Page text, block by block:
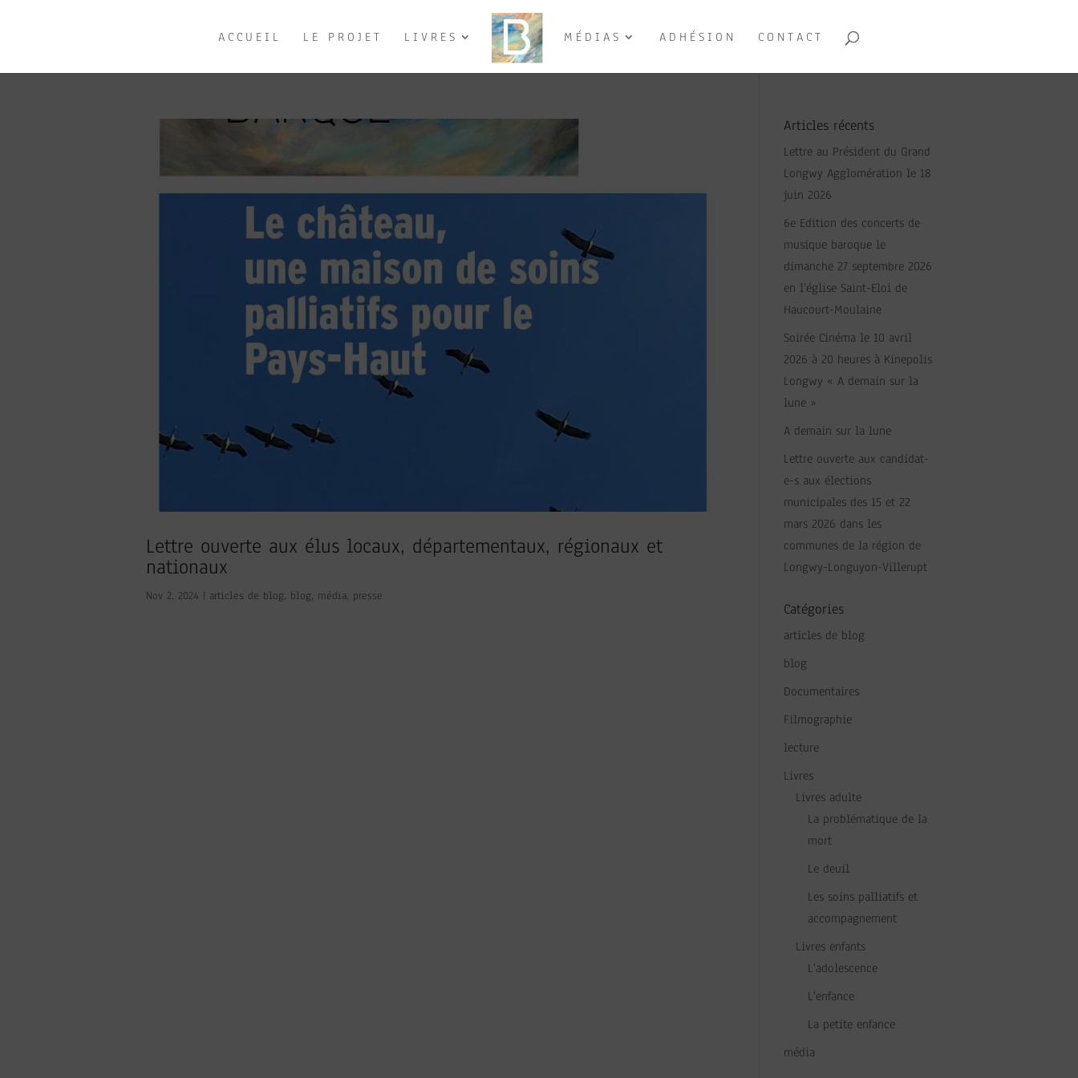
ACCUEIL LE PROJET LIVRES MÉDIAS ADHÉSION CONTACT
Lettre ouverte aux élus locaux, départementaux, régionaux et
nationaux
Nov 2, 2024 | articles de blog, blog, média, presse
Articles récents
Lettre au Président du Grand
Longwy Agglomération le 18
juin 2026
6e Edition des concerts de
musique baroque le
dimanche 27 septembre 2026
en l’église Saint-Eloi de
Haucourt-Moulaine
Soirée Cinéma le 10 avril
2026 à 20 heures à Kinepolis
Longwy « A demain sur la
lune »
A demain sur la lune
Lettre ouverte aux candidat-
e-s aux élections
municipales des 15 et 22
mars 2026 dans les
communes de la région de
Longwy-Longuyon-Villerupt
Catégories
articles de blog
blog
Documentaires
Filmographie
lecture
Livres
Livres adulte
La problématique de la
mort
Le deuil
Les soins palliatifs et
accompagnement
Livres enfants
L'adolescence
L'enfance
La petite enfance
média